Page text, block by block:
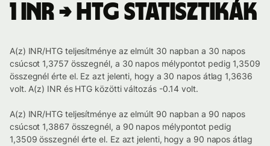
1 INR → HTG statisztikák
A(z) INR/HTG teljesítménye az elmúlt 30 napban a 30 napos
csúcsot 1,3757 összegnél, a 30 napos mélypontot pedig 1,3509
összegnél érte el. Ez azt jelenti, hogy a 30 napos átlag 1,3636
volt. A(z) INR és HTG közötti változás -0.14 volt.
A(z) INR/HTG teljesítménye az elmúlt 90 napban a 90 napos
csúcsot 1,3867 összegnél, a 90 napos mélypontot pedig
1,3509 összegnél érte el. Ez azt jelenti, hogy a 90 napos átlag